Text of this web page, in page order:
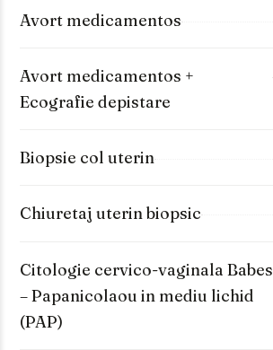
Avort medicamentos
Avort medicamentos +
Ecografie depistare
Biopsie col uterin
Chiuretaj uterin biopsic
Citologie cervico-vaginala Babes
– Papanicolaou in mediu lichid
(PAP)